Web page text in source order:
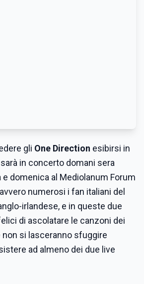
gli One Direction esibirsi in
in concerto domani sera
e domenica al Mediolanum Forum
numerosi i fan italiani del
irlandese, e in queste due
di ascolatare le canzoni dei
non si lasceranno sfuggire
ad almeno dei due live